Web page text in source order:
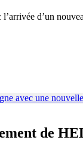
d’un
de